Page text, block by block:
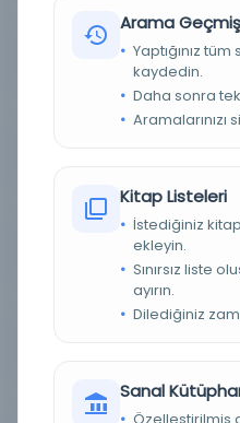
Osmanlıca
FIZIKSEL BOYUTLAR 66 yk., bb
İstanbul
DEMIRBAŞ NUMARASI
LOKASYON İBB Atatürk
Arama
Yaptığınız
kaydedin.
Daha sonra
Kitap Listeleri
İstediğiniz
ekleyin.
Sınırsız liste
ayırın.
Dilediğiniz
Sanal
Özelleştirilmiş